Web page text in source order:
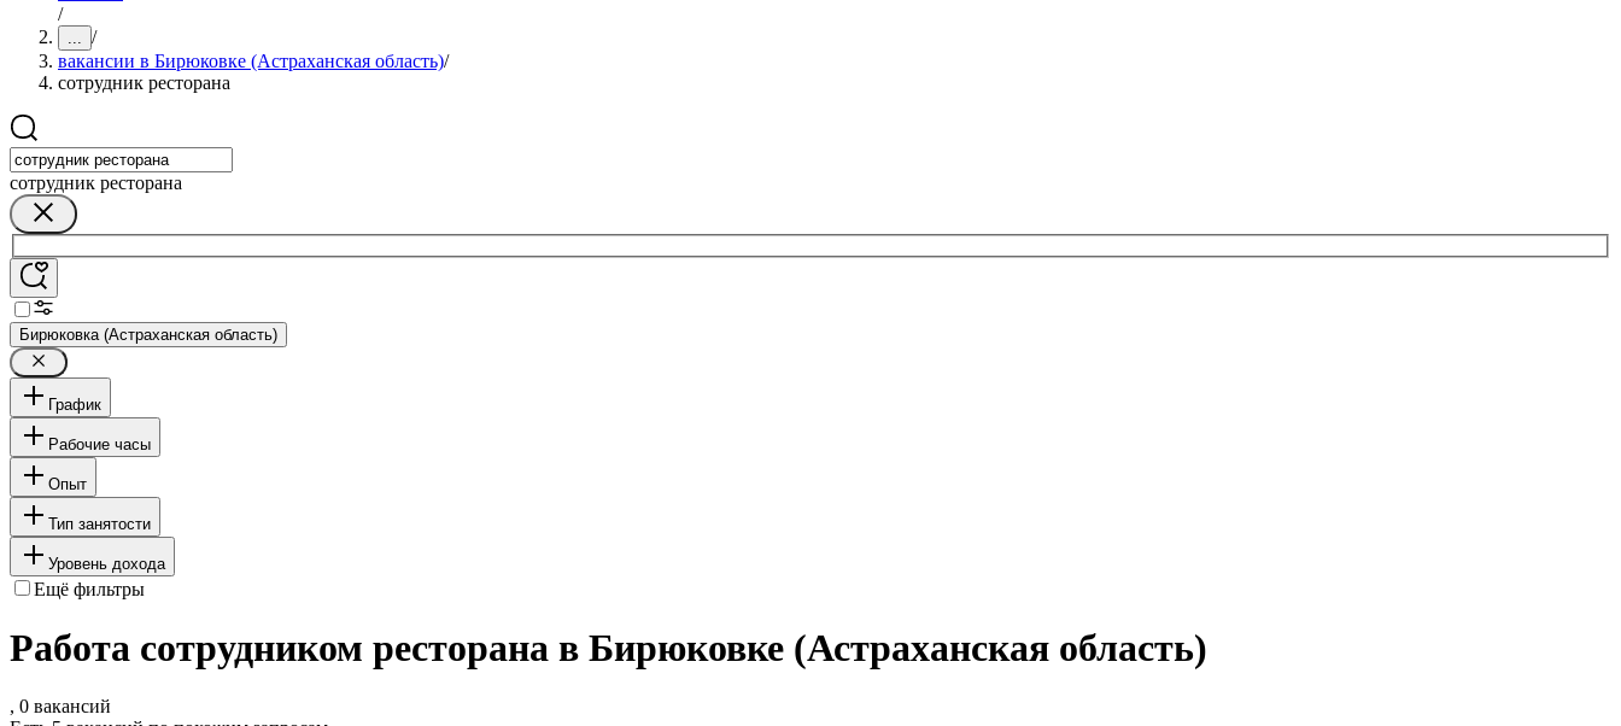
/
... /
вакансии в Бирюковке (Астраханская область)/
сотрудник ресторана
сотрудник ресторана
Бирюковка (Астраханская область)
График
Рабочие часы
Опыт
Тип занятости
Уровень дохода
Ещё фильтры
Работа сотрудником ресторана в Бирюковке (Астраханская область)
, 0 вакансий